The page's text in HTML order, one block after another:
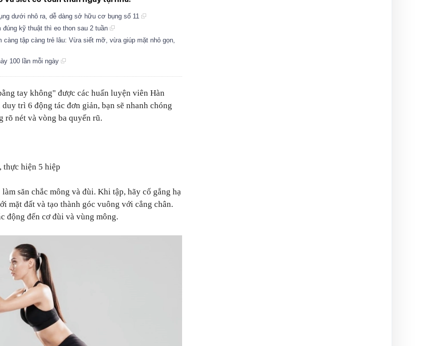
dưới nhô ra, dễ dàng sở hữu cơ bụng số 11
kỹ thuật thì eo thon sau 2 tuần
tập càng trẻ lâu: Vừa siết mỡ, vừa giúp mặt nhỏ gọn,
100 lần mỗi ngày
tay không" được các huấn luyện viên Hàn
trì 6 động tác đơn giản, bạn sẽ nhanh chóng
rõ nét và vòng ba quyến rũ.
hiện 5 hiệp
săn chắc mông và đùi. Khi tập, hãy cố gắng hạ
mặt đất và tạo thành góc vuông với cẳng chân.
động đến cơ đùi và vùng mông.